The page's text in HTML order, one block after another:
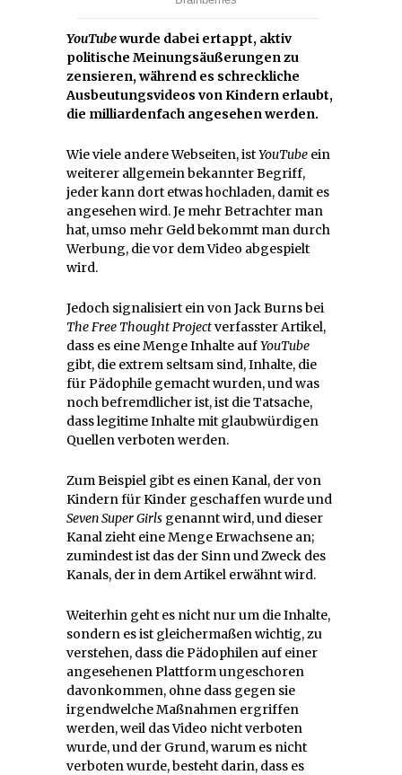
YouTubewurde dabei ertappt, aktiv
politische Meinungsäußerungen zu
zensieren, während es schreckliche
Ausbeutungsvideos von Kindern erlaubt,
die milliardenfach angesehen werden.
Wie viele andere Webseiten, istYouTube ein
weiterer allgemein bekannter Begriff,
jeder kann dort etwas hochladen, damit es
angesehen wird. Je mehr Betrachter man
hat, umso mehr Geld bekommt man durch
Werbung, die vor dem Video abgespielt
wird.
Jedoch signalisiert ein von Jack Burns bei
The Free Thought Projectverfasster Artikel,
dass es eine Menge Inhalte aufYouTube
gibt, die extrem seltsam sind, Inhalte, die
für Pädophile gemacht wurden, und was
noch befremdlicher ist, ist die Tatsache,
dass legitime Inhalte mit glaubwürdigen
Quellen verboten werden.
Zum Beispiel gibt es einen Kanal, der von
Kindern für Kinder geschaffen wurde und
Seven Super Girls genannt wird, und dieser
Kanal zieht eine Menge Erwachsene an;
zumindest ist das der Sinn und Zweck des
Kanals, der in dem Artikel erwähnt wird.
Weiterhin geht es nicht nur um die Inhalte,
sondern es ist gleichermaßen wichtig, zu
verstehen, dass die Pädophilen auf einer
angesehenen Plattform ungeschoren
davonkommen, ohne dass gegen sie
irgendwelche Maßnahmen ergriffen
werden, weil das Video nicht verboten
wurde, und der Grund, warum es nicht
verboten wurde, besteht darin, dass es